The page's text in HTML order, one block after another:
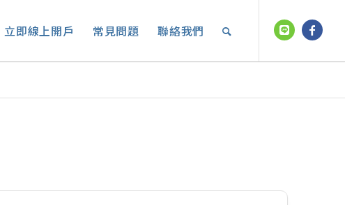
立即線上開戶 常見問題 聯絡我們